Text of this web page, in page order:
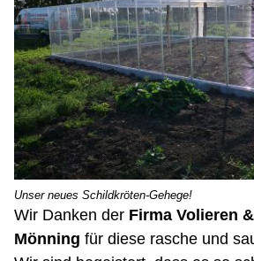
Unser neues Schildkröten-Gehege!
Wir Danken der Firma Volieren
Mönning für diese rasche und